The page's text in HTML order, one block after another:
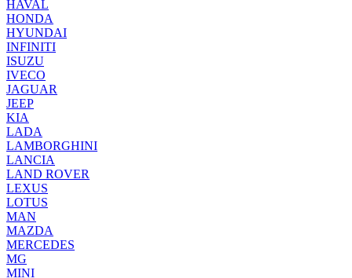
HAVAL
HONDA
HYUNDAI
INFINITI
ISUZU
IVECO
JAGUAR
JEEP
KIA
LADA
LAMBORGHINI
LANCIA
LAND ROVER
LEXUS
LOTUS
MAN
MAZDA
MERCEDES
MG
MINI